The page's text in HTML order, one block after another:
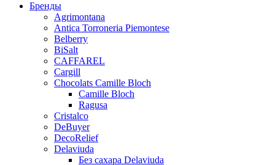
Бренды
Agrimontana
Antica Torroneria Piemontese
Belberry
BiSalt
CAFFAREL
Cargill
Chocolats Camille Bloch
Camille Bloch
Ragusa
Cristalco
DeBuyer
DecoRelief
Delaviuda
Без сахара Delaviuda